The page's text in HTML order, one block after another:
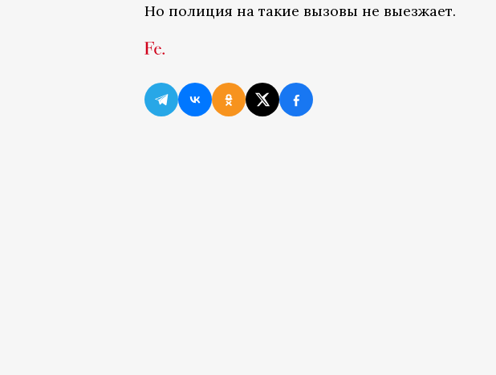
Но полиция на такие вызовы не выезжает.